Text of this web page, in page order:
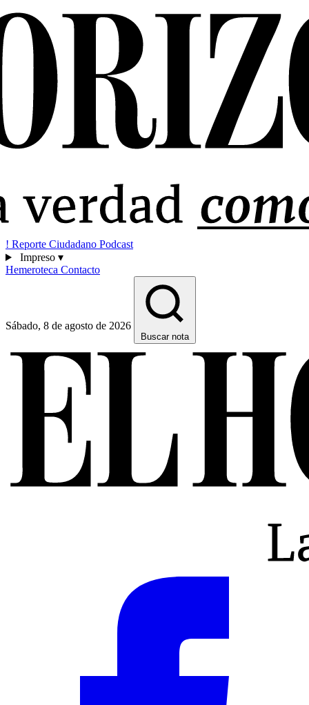
! Reporte Ciudadano Podcast
Impreso ▾
Hemeroteca Contacto
Sábado, 8 de agosto de 2026
Buscar nota